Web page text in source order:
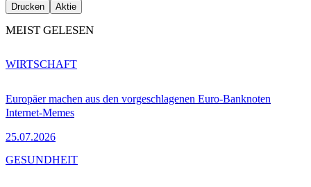
Drucken Aktie
MEIST GELESEN
Europäer machen aus den vorgeschlagenen Euro-Banknoten
Internet-Memes
25.07.2026
WIRTSCHAFT
GESUNDHEIT